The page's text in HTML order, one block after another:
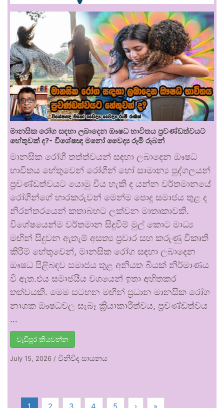
මානසික රෝග සඳහා ලබාදෙන ඖෂධ භාවිතය ප්‍රචණ්ඩත්වයට
හේතුවක් ද?- විශේෂඥ මනෝ වෛද්‍ය රූමි රූබන්
මානසික රෝගී තත්ත්වයන් සඳහා ලබාදෙන ඖෂධ
භාවිතය හේතුවෙන් රෝගීන් හෝ සාමාන්‍ය පුද්ගලයන්
ප්‍රචණ්ඩත්වයට යොමු විය හැකි ද යන්න වර්තමානයේ
රෝගීන්ගේ භාරකරුවන් මෙන්ම පොදු සමාජය තුළ ද
නිරන්තරයෙන් කතාබහට ලක්වන මාතෘකාවකි.
විශේෂයෙන්ම වර්තමාන සිදුවීම් මුල් කොට මාධ්‍ය
මඟින් සිදුවන ඇතැම් අසත්‍ය ප්‍රචාර සහ කරුණු විකෘති
කිරීම් හේතුවෙන්, මානසික රෝග සඳහා ලබාදෙන
ඖෂධ පිළිබඳව සමාජය තුළ අනියත බියක් නිර්මාණය
වී ඇත.එය සමාජයීය වශයෙන් ඉතා අහිතකර
තත්වයකි. මෙම සටහන මඟින් ප්‍රධාන මානසික රෝග
නාශක ඖෂධවල සැබෑ ක්‍රියාකාරීත්වය, ප්‍රචණ්ඩත්වය
…
වැඩිපුර කියවන්න
July 15, 2026 / විනිවිද සායනය